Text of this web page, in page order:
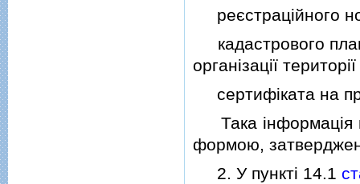
реєстрацiйного
кадастрового
органiзацiї
сертифiката на
Така iнформацiя
формою,
2. У пунктi 14.1